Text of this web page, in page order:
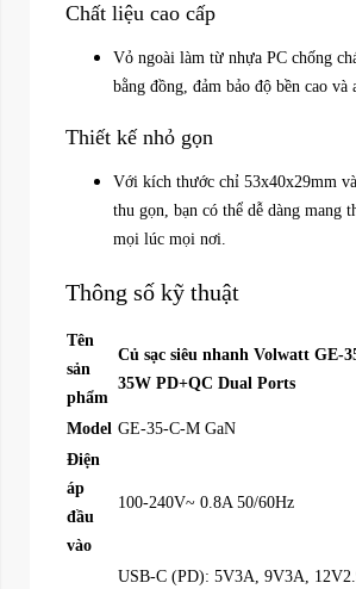
Chất liệu cao cấp
Vỏ ngoài làm từ nhựa PC chống
bằng đồng, đảm bảo độ bền cao và
Thiết kế nhỏ gọn
Với kích thước chỉ 53x40x29mm
thu gọn, bạn có thể dễ dàng mang
mọi lúc mọi nơi.
Thông số kỹ thuật
Tên
sản
phẩm
Củ sạc siêu nhanh Volwatt GE-
35W PD+QC Dual Ports
Model GE-35-C-M GaN
Điện
áp
đầu
vào
100-240V~ 0.8A 50/60Hz
USB-C (PD): 5V3A, 9V3A,